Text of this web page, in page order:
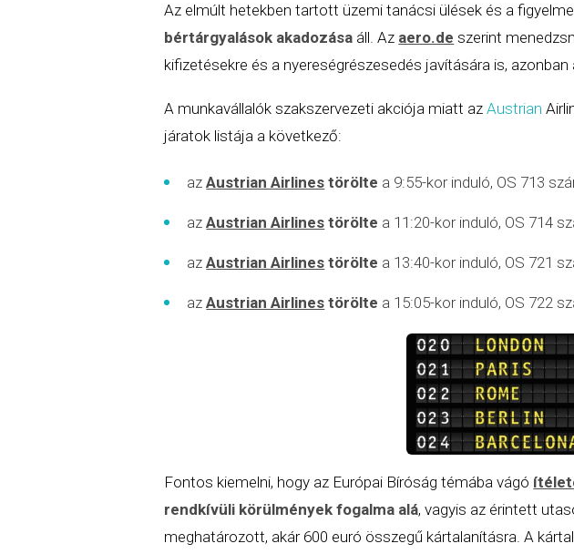
Az elmúlt hetekben tartott üzemi tanácsi ülések és a
bértárgyalások akadozása áll. Az aero.de szerint
kifizetésekre és a nyereségrészesedés javítására is,
A munkavállalók szakszervezeti akciója miatt azAustrian
járatok listája a következő:
azAustrian Airlines törölte a 9:55-kor induló, OS 713
azAustrian Airlines törölte a 11:20-kor induló, OS 714
azAustrian Airlines törölte a 13:40-kor induló, OS 721
azAustrian Airlines törölte a 15:05-kor induló, OS 722
Fontos kiemelni, hogy az Európai Bíróság témába vágó
rendkívüli körülmények fogalma alá, vagyis az érintett
meghatározott, akár 600 euró összegű kártalanításra. A